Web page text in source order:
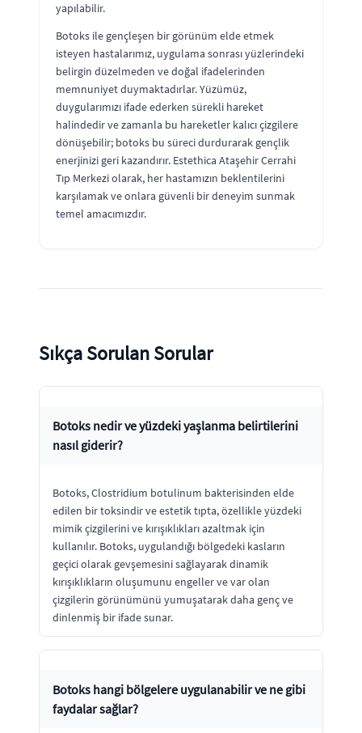
yapılabilir.
Botoks ile gençleşen bir görünüm elde etmek
isteyen hastalarımız, uygulama sonrası yüzlerindeki
belirgin düzelmeden ve doğal ifadelerinden
memnuniyet duymaktadırlar. Yüzümüz,
duygularımızı ifade ederken sürekli hareket
halindedir ve zamanla bu hareketler kalıcı çizgilere
dönüşebilir; botoks bu süreci durdurarak gençlik
enerjinizi geri kazandırır. Estethica Ataşehir Cerrahi
Tıp Merkezi olarak, her hastamızın beklentilerini
karşılamak ve onlara güvenli bir deneyim sunmak
temel amacımızdır.
Sıkça Sorulan Sorular
Botoks nedir ve yüzdeki yaşlanma belirtilerini
nasıl giderir?
Botoks, Clostridium botulinum bakterisinden elde
edilen bir toksindir ve estetik tıpta, özellikle yüzdeki
mimik çizgilerini ve kırışıklıkları azaltmak için
kullanılır. Botoks, uygulandığı bölgedeki kasların
geçici olarak gevşemesini sağlayarak dinamik
kırışıklıkların oluşumunu engeller ve var olan
çizgilerin görünümünü yumuşatarak daha genç ve
dinlenmiş bir ifade sunar.
Botoks hangi bölgelere uygulanabilir ve ne gibi
faydalar sağlar?